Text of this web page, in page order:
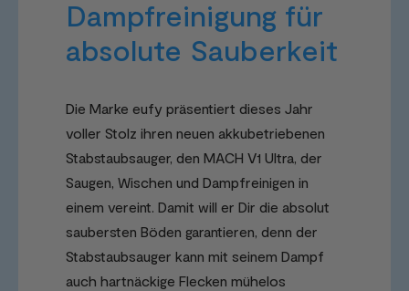
Dampfreinigung für
absolute Sauberkeit
Die Marke eufy präsentiert dieses Jahr
voller Stolz ihren neuen akkubetriebenen
Stabstaubsauger, den MACH V1 Ultra, der
Saugen, Wischen und Dampfreinigen in
einem vereint. Damit will er Dir die absolut
saubersten Böden garantieren, denn der
Stabstaubsauger kann mit seinem Dampf
auch hartnäckige Flecken mühelos